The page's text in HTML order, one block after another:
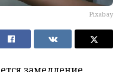
Рixabay